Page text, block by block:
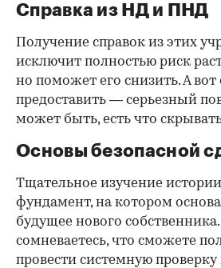
Справка из НД и ПНД
Получение справок из этих
исключит полностью риск
но поможет его снизить. А вот
предоставить — серьезный
может быть, есть что
Основы безопасной
Тщательное изучение
фундамент, на котором
будущее нового
сомневаетесь, что сможете
провести системную проверку